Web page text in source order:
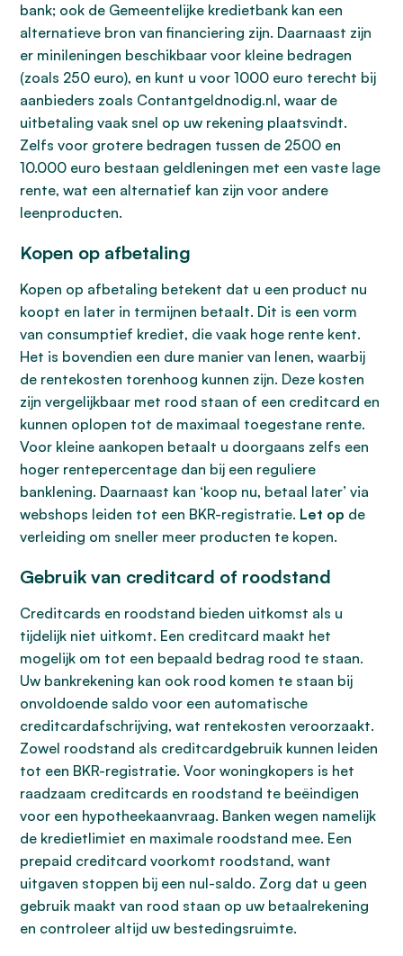
bank; ook de Gemeentelijke kredietbank kan een
alternatieve bron van financiering zijn. Daarnaast zijn
er minileningen beschikbaar voor kleine bedragen
(zoals 250 euro), en kunt u voor 1000 euro terecht bij
aanbieders zoals Contantgeldnodig.nl, waar de
uitbetaling vaak snel op uw rekening plaatsvindt.
Zelfs voor grotere bedragen tussen de 2500 en
10.000 euro bestaan geldleningen met een vaste lage
rente, wat een alternatief kan zijn voor andere
leenproducten.
Kopen op afbetaling
Kopen op afbetaling betekent dat u een product nu
koopt en later in termijnen betaalt. Dit is een vorm
van consumptief krediet, die vaak hoge rente kent.
Het is bovendien een dure manier van lenen, waarbij
de rentekosten torenhoog kunnen zijn. Deze kosten
zijn vergelijkbaar met rood staan of een creditcard en
kunnen oplopen tot de maximaal toegestane rente.
Voor kleine aankopen betaalt u doorgaans zelfs een
hoger rentepercentage dan bij een reguliere
banklening. Daarnaast kan ‘koop nu, betaal later’ via
webshops leiden tot een BKR-registratie. Let op de
verleiding om sneller meer producten te kopen.
Gebruik van creditcard of roodstand
Creditcards en roodstand bieden uitkomst als u
tijdelijk niet uitkomt. Een creditcard maakt het
mogelijk om tot een bepaald bedrag rood te staan.
Uw bankrekening kan ook rood komen te staan bij
onvoldoende saldo voor een automatische
creditcardafschrijving, wat rentekosten veroorzaakt.
Zowel roodstand als creditcardgebruik kunnen leiden
tot een BKR-registratie. Voor woningkopers is het
raadzaam creditcards en roodstand te beëindigen
voor een hypotheekaanvraag. Banken wegen namelijk
de kredietlimiet en maximale roodstand mee. Een
prepaid creditcard voorkomt roodstand, want
uitgaven stoppen bij een nul-saldo. Zorg dat u geen
gebruik maakt van rood staan op uw betaalrekening
en controleer altijd uw bestedingsruimte.